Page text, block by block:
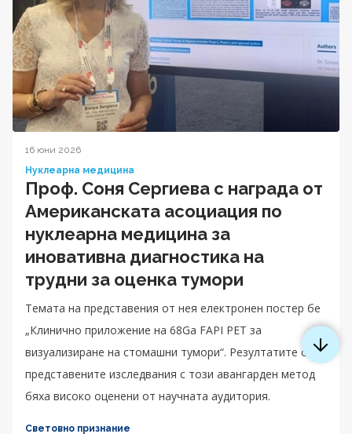
16 юни 2026
Нуклеарна медицина
Проф. Соня Сергиева с награда от
Американската асоциация по
нуклеарна медицина за
иновативна диагностика на
трудни за оценка тумори
Темата на представения от нея електронен постер бе
„Клинично приложение на 68Ga FAPI PET за
визуализиране на стомашни тумори“. Резултатите от
представените изследвания с този авангарден метод
бяха високо оценени от научната аудитория.
Световно признание